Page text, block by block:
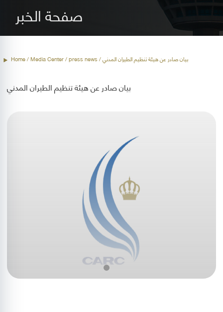
صفحة الخبر
Home/ Media Center /press news / بيان صادر عن هيئة تنظيم الطيران المدني
بيان صادر عن هيئة تنظيم الطيران المدني